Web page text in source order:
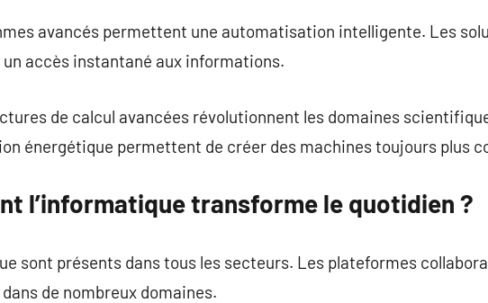
avancés permettent une automatisation intelligente. Les
accès instantané aux informations.
de calcul avancées révolutionnent les domaines
énergétique permettent de créer des machines toujours plus
l’informatique transforme le quotidien ?
sont présents dans tous les secteurs. Les plateformes
de nombreux domaines.